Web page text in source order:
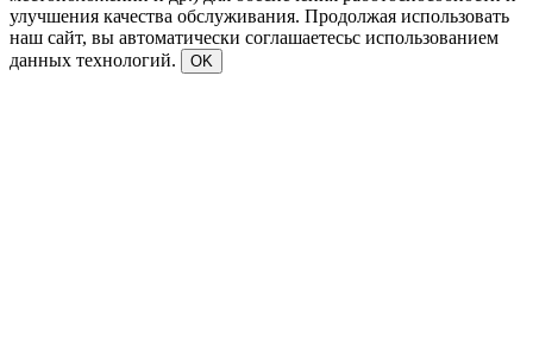
улучшения качества обслуживания. Продолжая использовать
наш сайт, вы автоматически соглашаетесьс использованием
данных технологий.
OK